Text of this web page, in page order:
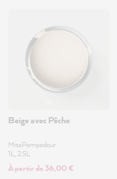
Beige avec Pêche
MissPompadour
1L, 2.5L
À partir de 36,00 €